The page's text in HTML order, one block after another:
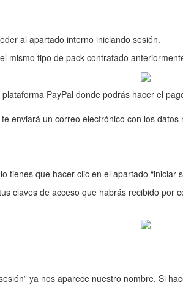
al apartado interno iniciando sesión.
mismo tipo de pack contratado
PayPal donde podrás hacer el
enviará un correo electrónico con los
tienes que hacer clic en el apartado
claves de acceso que habrás recibido
ya nos aparece nuestro nombre. Si